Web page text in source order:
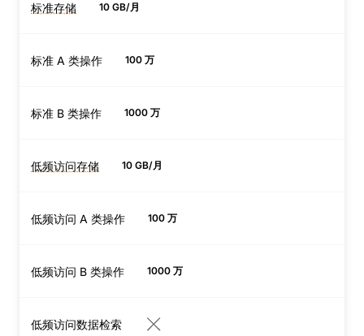
标准存储
标准存储
数据。除非另行指定，否则
10 GB/月
标准 A 类操作 100 万
标准 B 类操作 1000 万
低频访问存储
低频访问存储
频率较低的数据。此存储类
且要求最短存储 30 天。
10 GB/月
低频访问 A 类操作 100 万
低频访问 B 类操作 1000 万
低频访问数据检索